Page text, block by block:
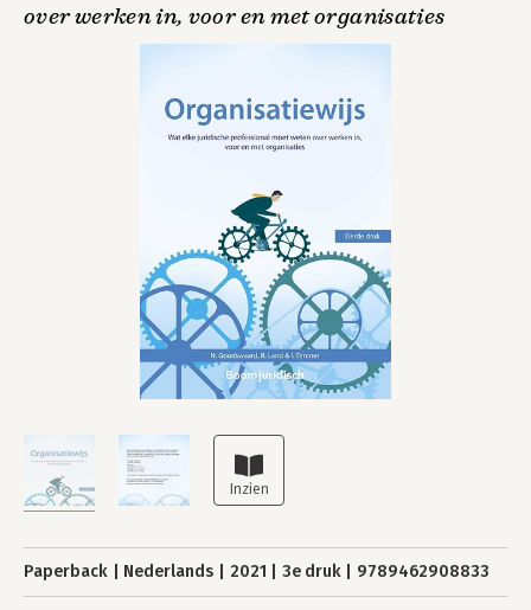
over werken in, voor en met organisaties
Paperback Nederlands 2021 3e druk 9789462908833